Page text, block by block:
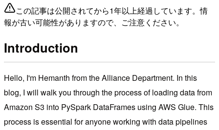
この記事は公開されてから1年以上経過しています。情
報が古い可能性がありますので、ご注意ください。
Introduction
Hello, I'm Hemanth from the Alliance Department. In this
blog, I will walk you through the process of loading data from
Amazon S3 into PySpark DataFrames using AWS Glue. This
process is essential for anyone working with data pipelines